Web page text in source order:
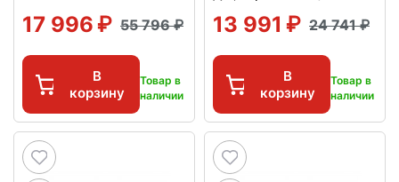
17 996 55 796
В
корзину
Товар в
наличии
13 991 24 741
В
корзину
Товар в
наличии